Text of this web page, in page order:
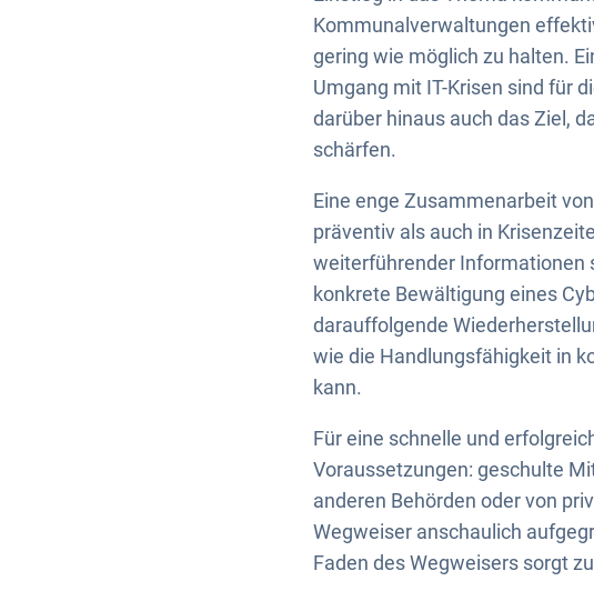
Kommunalverwaltungen
gering wie möglich zu halten.
Umgang mit IT-Krisen sind für
darüber hinaus auch das Ziel,
schärfen.
Eine enge Zusammenarbeit
präventiv als auch in
weiterführender Informationen
konkrete Bewältigung eines
darauffolgende
wie die Handlungsfähigkeit in
kann.
Für eine schnelle und
Voraussetzungen: geschulte
anderen Behörden oder von
Wegweiser anschaulich
Faden des Wegweisers sorgt